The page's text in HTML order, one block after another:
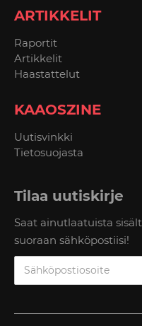
ARTIKKELIT
Raportit
Artikkelit
Haastattelut
KAAOSZINE
Uutisvinkki
Tietosuojasta
Tilaa uutiskirje
Saat ainutlaatuista
suoraan sähköpostiisi!